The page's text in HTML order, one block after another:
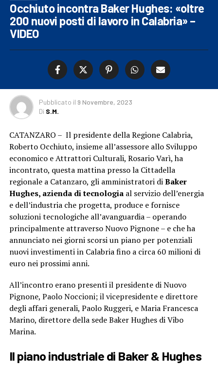
Occhiuto incontra Baker Hughes: «oltre
200 nuovi posti di lavoro in Calabria» –
VIDEO
Pubblicato il 9 Novembre, 2023
Di S.M.
CATANZARO – Il presidente della Regione Calabria,
Roberto Occhiuto, insieme all’assessore allo Sviluppo
economico e Attrattori Culturali, Rosario Varì, ha
incontrato, questa mattina presso la Cittadella
regionale a Catanzaro, gli amministratori diBaker
Hughes, azienda di tecnologiaal servizio dell’energia
e dell’industria che progetta, produce e fornisce
soluzioni tecnologiche all’avanguardia – operando
principalmente attraverso Nuovo Pignone – e che ha
annunciato nei giorni scorsi un piano per potenziali
nuovi investimenti in Calabria fino a circa 60 milioni di
euro nei prossimi anni.
All’incontro erano presenti il presidente di Nuovo
Pignone, Paolo Noccioni; il vicepresidente e direttore
degli affari generali, Paolo Ruggeri, e Maria Francesca
Marino, direttore della sede Baker Hughes di Vibo
Marina.
Il piano industriale di Baker & Hughes